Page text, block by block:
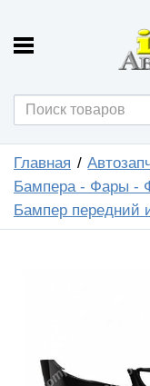
Главная
Бампера - Фары -
Бампер передний